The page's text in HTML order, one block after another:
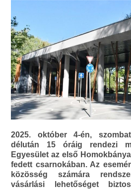
2025. október 4-én,
délután 15 óráig rendezi
Egyesület az első
fedett csarnokában. Az
közösség számára
vásárlási lehetőséget